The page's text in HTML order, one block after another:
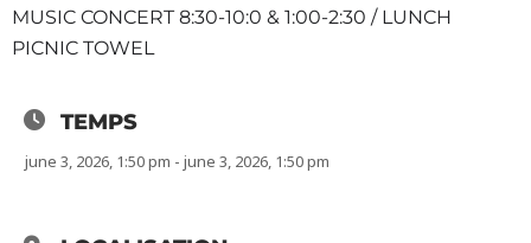
MUSIC CONCERT 8:30-10:0 & 1:00-2:30 / LUNCH
PICNIC TOWEL
TEMPS
june 3, 2026, 1:50 pm - june 3, 2026, 1:50 pm